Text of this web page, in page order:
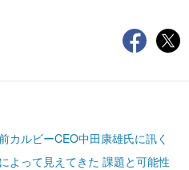
ルビーCEO中田康雄氏に訊く
よって見えてきた 課題と可能性